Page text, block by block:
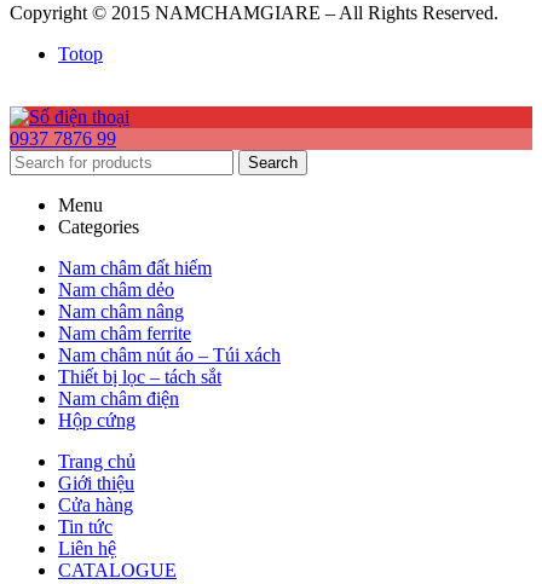
Copyright © 2015 NAMCHAMGIARE – All Rights Reserved.
Totop
0937 7876 99
Search
Menu
Categories
Nam châm đất hiếm
Nam châm dẻo
Nam châm nâng
Nam châm ferrite
Nam châm nút áo – Túi xách
Thiết bị lọc – tách sắt
Nam châm điện
Hộp cứng
Trang chủ
Giới thiệu
Cửa hàng
Tin tức
Liên hệ
CATALOGUE